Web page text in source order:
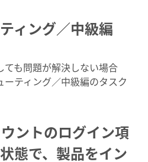
ィング／中級編
も問題が解決しない場合
ティング／中級編のタスク
ントのログイン項
態で、製品をイン